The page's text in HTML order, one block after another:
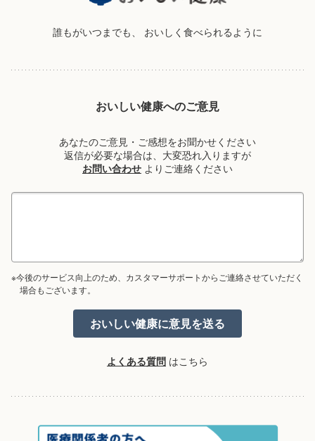
誰もがいつまでも、 おいしく食べられるように
おいしい健康へのご意見
あなたのご意見・ご感想をお聞かせください
返信が必要な場合は、大変恐れ入りますが
お問い合わせ よりご連絡ください
※今後のサービス向上のため、カスタマーサポートからご連絡させていただく
場合もございます。
よくある質問 はこちら